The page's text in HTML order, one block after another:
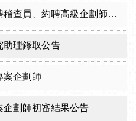
聘高級企劃師之初審合格名單暨甄試公告
助理錄取公告
案企劃師
企劃師初審結果公告